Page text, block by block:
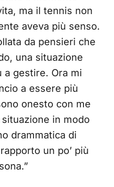
ma il tennis non
aveva più senso.
da pensieri che
una situazione
a gestire. Ora mi
a essere più
onesto con me
in modo
drammatica di
un po’ più